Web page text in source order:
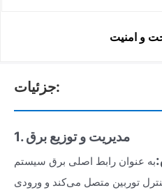
و امنیت
جزئیات:
1. مدیریت و توزیع برق
به عنوان رابط اصلی برق سیستم Mark V، منبع
توربین متصل می‌کند و ورودی